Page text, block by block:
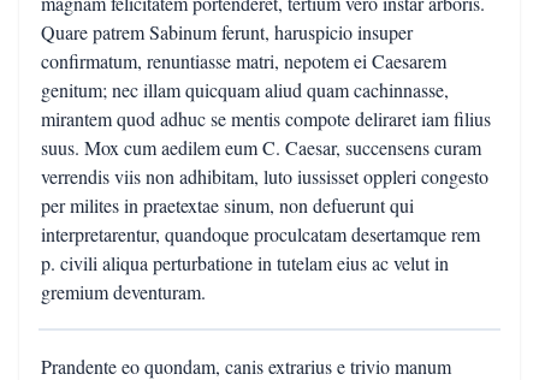
Quare patrem Sabinum ferunt, haruspicio insuper
confirmatum, renuntiasse matri, nepotem ei Caesarem
genitum; nec illam quicquam aliud quam cachinnasse,
mirantem quod adhuc se mentis compote deliraret iam filius
suus. Mox cum aedilem eum C. Caesar, succensens curam
verrendis viis non adhibitam, luto iussisset oppleri congesto
per milites in praetextae sinum, non defuerunt qui
interpretarentur, quandoque proculcatam desertamque rem
p. civili aliqua perturbatione in tutelam eius ac velut in
gremium deventuram.
Prandente eo quondam, canis extrarius e trivio manum